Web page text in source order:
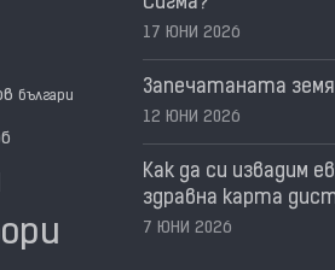
българи
17 ЮНИ 2026
Запечатаната
12 ЮНИ 2026
Как да си извадим
здравна карта
7 ЮНИ 2026